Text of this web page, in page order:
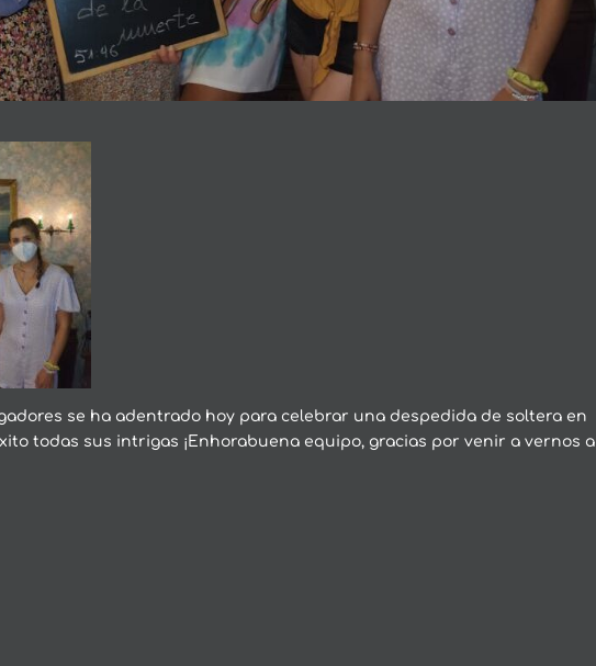
se ha adentrado hoy para celebrar una despedida de soltera en
todas sus intrigas ¡Enhorabuena equipo, gracias por venir a vernos a